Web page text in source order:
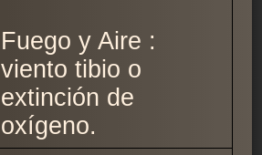
Fuego y Aire :
viento tibio o
extinción de
oxígeno.